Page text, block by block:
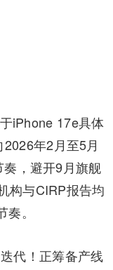
iPhone 17e具体
年2月至5月
，避开9月旗舰
构与CIRP报告均
。